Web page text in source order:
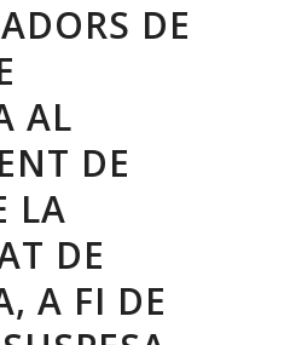
DE
AL
DE
LA
DE
A FI DE